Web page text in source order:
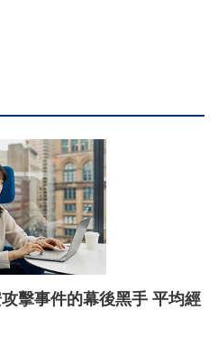
擊事件的幕後黑手 平均經